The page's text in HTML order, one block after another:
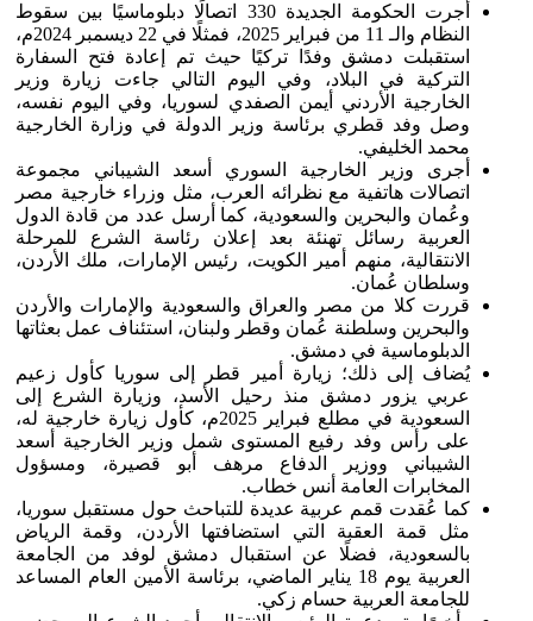
أجرت الحكومة الجديدة 330 اتصالًا دبلوماسيًا بين سقوط
النظام والـ 11 من فبراير 2025، فمثلًا في 22 ديسمبر 2024م،
استقبلت دمشق وفدًا تركيًا حيث تم إعادة فتح السفارة
التركية في البلاد، وفي اليوم التالي جاءت زيارة وزير
الخارجية الأردني أيمن الصفدي لسوريا، وفي اليوم نفسه،
وصل وفد قطري برئاسة وزير الدولة في وزارة الخارجية
محمد الخليفي.
أجرى وزير الخارجية السوري أسعد الشيباني مجموعة
اتصالات هاتفية مع نظرائه العرب، مثل وزراء خارجية مصر
وعُمان والبحرين والسعودية، كما أرسل عدد من قادة الدول
العربية رسائل تهنئة بعد إعلان رئاسة الشرع للمرحلة
الانتقالية، منهم أمير الكويت، رئيس الإمارات، ملك الأردن،
وسلطان عُمان.
قررت كلا من مصر والعراق والسعودية والإمارات والأردن
والبحرين وسلطنة عُمان وقطر ولبنان، استئناف عمل بعثاتها
الدبلوماسية في دمشق.
يُضاف إلى ذلك؛ زيارة أمير قطر إلى سوريا كأول زعيم
عربي يزور دمشق منذ رحيل الأسد، وزيارة الشرع إلى
السعودية في مطلع فبراير 2025م، كأول زيارة خارجية له،
على رأس وفد رفيع المستوى شمل وزير الخارجية أسعد
الشيباني ووزير الدفاع مرهف أبو قصيرة، ومسؤول
المخابرات العامة أنس خطاب.
كما عُقدت قمم عربية عديدة للتباحث حول مستقبل سوريا،
مثل قمة العقبة التي استضافتها الأردن، وقمة الرياض
بالسعودية، فضلًا عن استقبال دمشق لوفد من الجامعة
العربية يوم 18 يناير الماضي، برئاسة الأمين العام المساعد
للجامعة العربية حسام زكي.